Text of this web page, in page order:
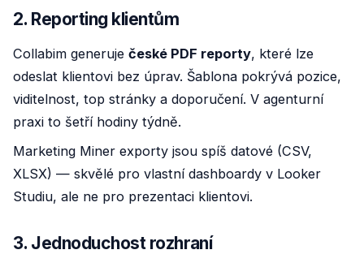
2. Reporting klientům
Collabim generuje české PDF reporty, které lze
odeslat klientovi bez úprav. Šablona pokrývá pozice,
viditelnost, top stránky a doporučení. V agenturní
praxi to šetří hodiny týdně.
Marketing Miner exporty jsou spíš datové (CSV,
XLSX) — skvělé pro vlastní dashboardy v Looker
Studiu, ale ne pro prezentaci klientovi.
3. Jednoduchost rozhraní